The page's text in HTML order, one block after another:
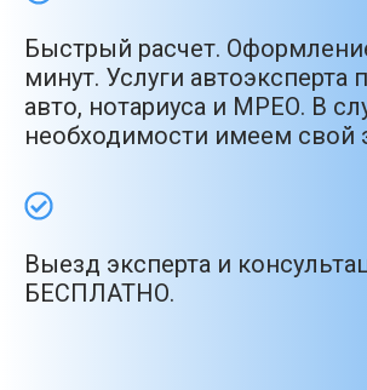
Быстрый расчет.
минут. Услуги автоэксперта
авто, нотариуса и МРЕО. В
необходимости имеем свой
Выезд эксперта и
БЕСПЛАТНО.